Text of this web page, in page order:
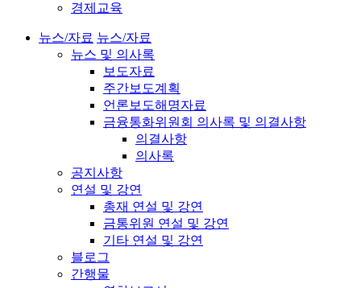
경제교육
뉴스/자료 뉴스/자료
뉴스 및 의사록
보도자료
주간보도계획
언론보도해명자료
금융통화위원회 의사록 및 의결사항
의결사항
의사록
공지사항
연설 및 강연
총재 연설 및 강연
금통위원 연설 및 강연
기타 연설 및 강연
블로그
간행물